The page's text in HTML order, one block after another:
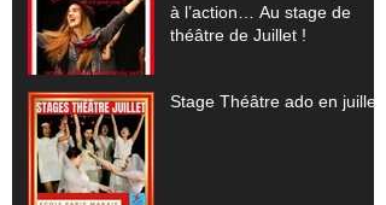
à l’action… Au stage de
théâtre de Juillet !
Stage Théâtre ado en juillet